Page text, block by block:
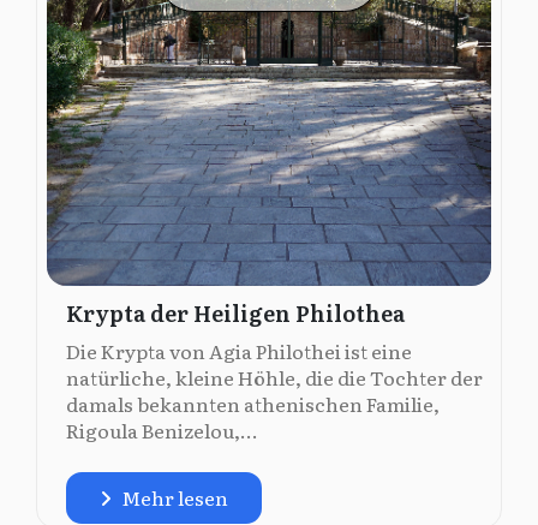
Krypta der Heiligen Philothea
Die Krypta von Agia Philothei ist eine
natürliche, kleine Höhle, die die Tochter der
damals bekannten athenischen Familie,
Rigoula Benizelou,...
Mehr lesen